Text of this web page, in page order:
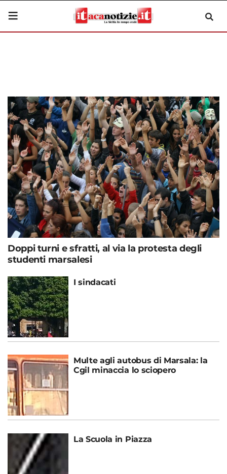
Doppi turni e sfratti, al via la protesta degli
studenti marsalesi
I sindacati
Multe agli autobus di Marsala: la
Cgil minaccia lo sciopero
La Scuola in Piazza